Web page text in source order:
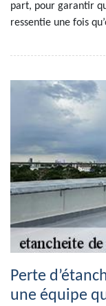
part, pour garantir
ressentie une fois
Perte
une équipe